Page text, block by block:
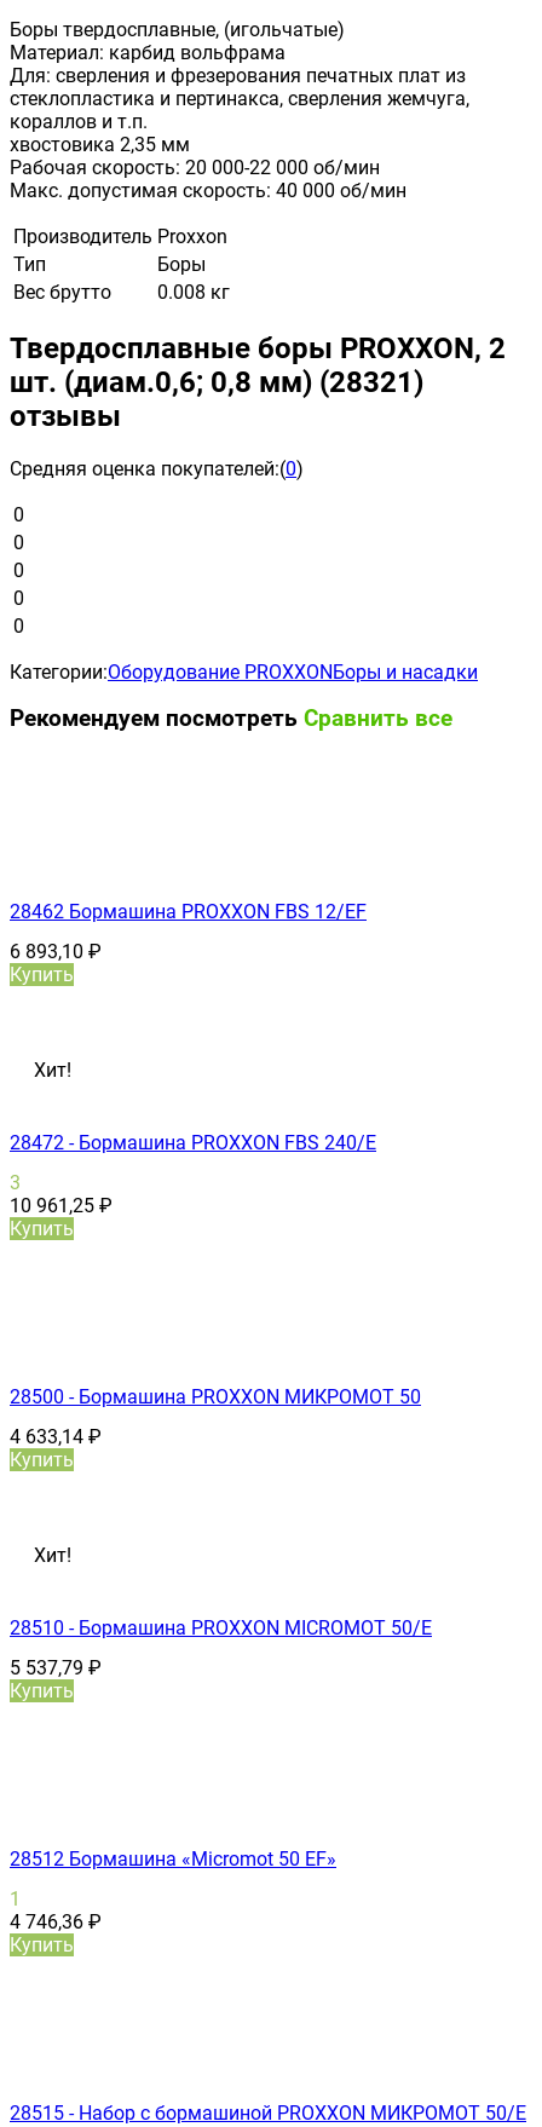
Боры твердосплавные, (игольчатые)
Материал: карбид вольфрама
Для: сверления и фрезерования печатных плат из
стеклопластика и пертинакса, сверления жемчуга,
кораллов и т.п.
хвостовика 2,35 мм
Рабочая скорость: 20 000-22 000 об/мин
Макс. допустимая скорость: 40 000 об/мин
Производитель Proxxon
Тип
Боры
Вес брутто
0.008 кг
Твердосплавные боры PROXXON, 2
шт. (диам.0,6; 0,8 мм) (28321)
отзывы
Средняя оценка покупателей:(0)
0
0
0
0
0
Категории:Оборудование PROXXONБоры и насадки
Рекомендуем посмотреть Сравнить все
28462 Бормашина PROXXON FBS 12/ЕF
6 893,10 ₽
Купить
Хит!
28472 - Бормашина PROXXON FBS 240/Е
3
10 961,25 ₽
Купить
28500 - Бормашина PROXXON МИКРОМОТ 50
4 633,14 ₽
Купить
Хит!
28510 - Бормашина PROXXON MICROMOT 50/E
5 537,79 ₽
Купить
28512 Бормашина «Micromot 50 ЕF»
1
4 746,36 ₽
Купить
28515 - Набор с бормашиной PROXXON МИКРОМОТ 50/Е